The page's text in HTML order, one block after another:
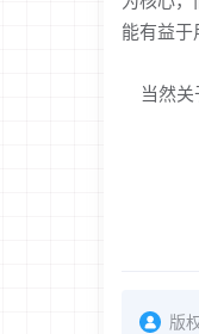
能有益于
当然关
版